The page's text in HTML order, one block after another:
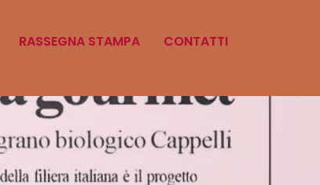
RASSEGNA STAMPA CONTATTI